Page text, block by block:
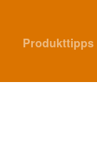
Produkttipps